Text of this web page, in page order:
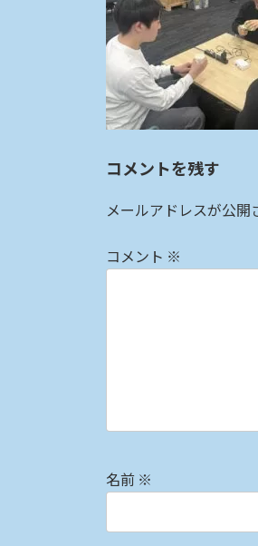
コメントを残す
メールアドレスが公開
コメント ※
名前 ※